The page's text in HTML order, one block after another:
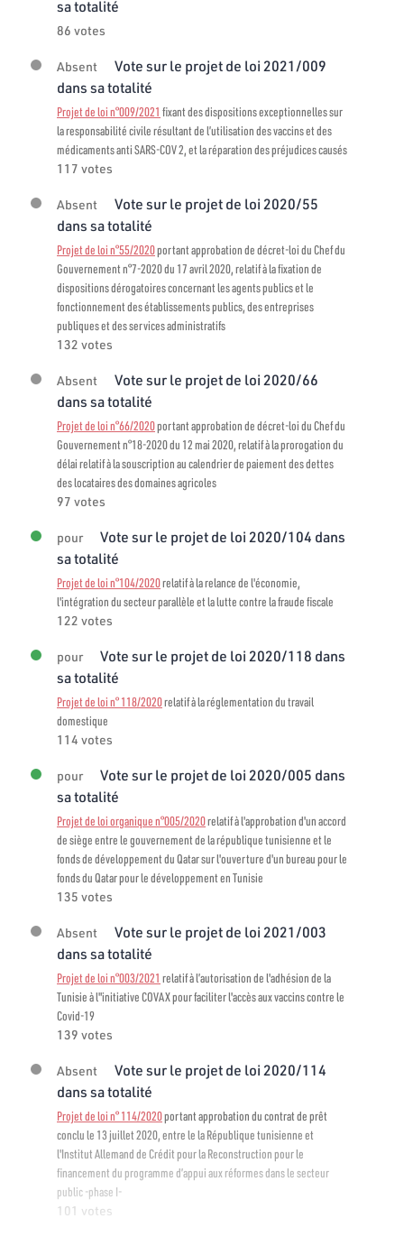
sa totalité
86 votes
Absent
Vote sur le projet de loi 2021/009
dans sa totalité
Projet de loi n°009/2021 fixant des dispositions exceptionnelles sur
la responsabilité civile résultant de l’utilisation des vaccins et des
médicaments anti SARS-COV 2, et la réparation des préjudices causés
117 votes
Absent
Vote sur le projet de loi 2020/55
dans sa totalité
Projet de loi n°55/2020portant approbation de décret-loi du Chef du
Gouvernement n°7-2020 du 17 avril 2020, relatif à la fixation de
dispositions dérogatoires concernant les agents publics et le
fonctionnement des établissements publics, des entreprises
publiques et des services administratifs
132 votes
Absent
Vote sur le projet de loi 2020/66
dans sa totalité
Projet de loi n°66/2020portant approbation de décret-loi du Chef du
Gouvernement n°18-2020 du 12 mai 2020, relatif à la prorogation du
délai relatif à la souscription au calendrier de paiement des dettes
des locataires des domaines agricoles
97 votes
pour
Vote sur le projet de loi 2020/104 dans
sa totalité
Projet de loi n°104/2020relatif à la relance de l'économie,
l'intégration du secteur parallèle et la lutte contre la fraude fiscale
122 votes
pour
Vote sur le projet de loi 2020/118 dans
sa totalité
Projet de loi n° 118/2020relatif à la réglementation du travail
domestique
114 votes
pour
Vote sur le projet de loi 2020/005 dans
sa totalité
Projet de loi organique n°005/2020relatif à l'approbation d'un accord
de siège entre le gouvernement de la république tunisienne et le
fonds de développement du Qatar sur l'ouverture d'un bureau pour le
fonds du Qatar pour le développement en Tunisie
135 votes
Absent
Vote sur le projet de loi 2021/003
dans sa totalité
Projet de loi n°003/2021 relatif à l’autorisation de l'adhésion de la
Tunisie à l"initiative COVAX pour faciliter l'accès aux vaccins contre le
Covid-19
139 votes
Absent
Vote sur le projet de loi 2020/114
dans sa totalité
Projet de loi n° 114/2020portant approbation du contrat de prêt
conclu le 13 juillet 2020, entre le la République tunisienne et
l'Institut Allemand de Crédit pour la Reconstruction pour le
financement du programme d’appui aux réformes dans le secteur
public -phase I-
101 votes